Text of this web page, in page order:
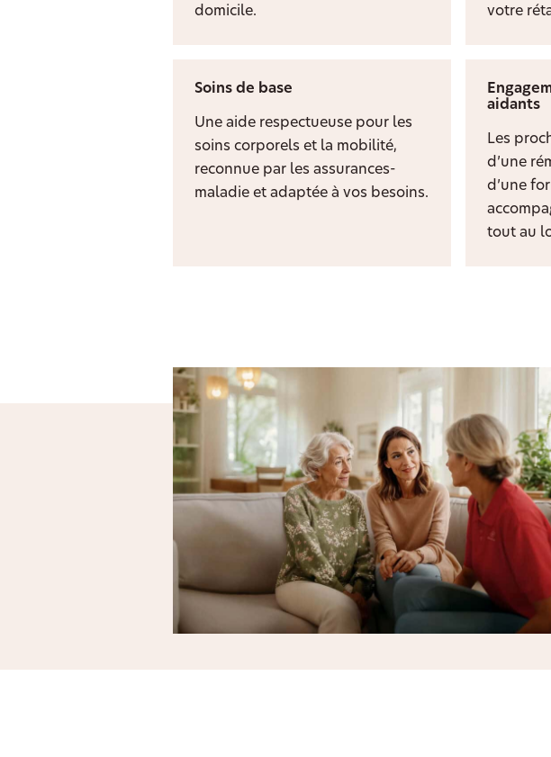
domicile.
votre
Soins de base
Une aide respectueuse pour les
soins corporels et la mobilité,
reconnue par les assurances-
maladie et adaptée à vos besoins.
aidants
Les
d’une
d’une
tout au